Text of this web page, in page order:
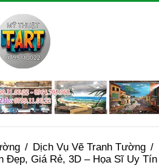
/ Dịch Vụ Vẽ Tranh Tường /
Đẹp, Giá Rẻ, 3D – Họa Sĩ Uy Tín